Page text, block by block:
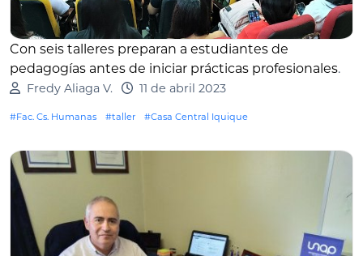
Con seis talleres preparan a estudiantes de
pedagogías antes de iniciar prácticas profesionales.
Fredy Aliaga V. 11 de abril 2023
#Fac. Cs. Humanas #taller #Casa Central Iquique